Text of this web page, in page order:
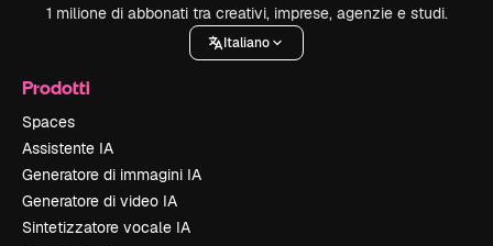
1 milione di abbonati tra creativi, imprese, agenzie e studi.
Italiano
Prodotti
Spaces
Assistente IA
Generatore di immagini IA
Generatore di video IA
Sintetizzatore vocale IA